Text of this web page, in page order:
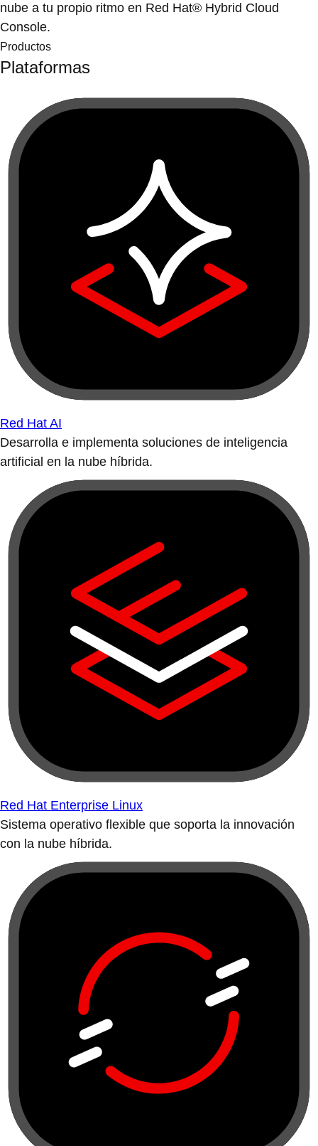
nube a tu propio ritmo en Red Hat® Hybrid Cloud
Console.
Productos
Plataformas
Red Hat AI
Desarrolla e implementa soluciones de inteligencia
artificial en la nube híbrida.
Red Hat Enterprise Linux
Sistema operativo flexible que soporta la innovación
con la nube híbrida.